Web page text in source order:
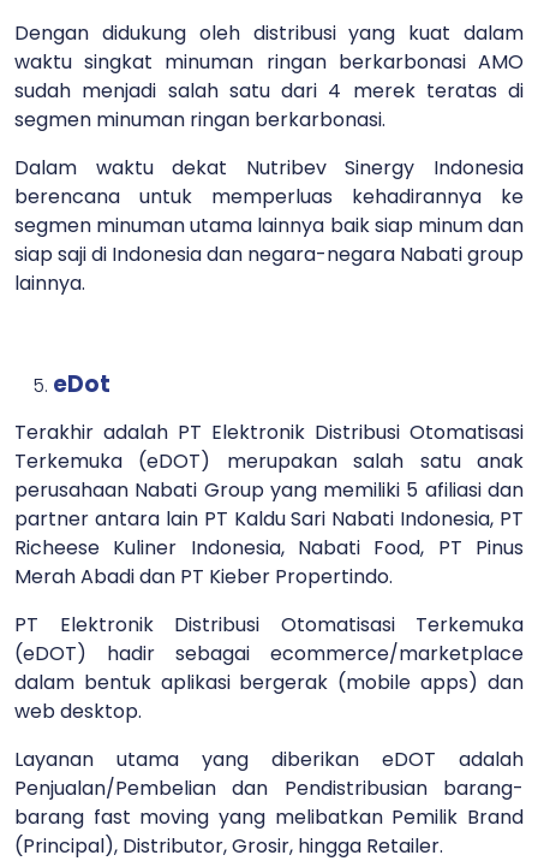
Dengan didukung oleh distribusi yang kuat dalam
waktu singkat minuman ringan berkarbonasi AMO
sudah menjadi salah satu dari 4 merek teratas di
segmen minuman ringan berkarbonasi.
Dalam waktu dekat Nutribev Sinergy Indonesia
berencana untuk memperluas kehadirannya ke
segmen minuman utama lainnya baik siap minum dan
siap saji di Indonesia dan negara-negara Nabati group
lainnya.
eDot
Terakhir adalah PT Elektronik Distribusi Otomatisasi
Terkemuka (eDOT) merupakan salah satu anak
perusahaan Nabati Group yang memiliki 5 afiliasi dan
partner antara lain PT Kaldu Sari Nabati Indonesia, PT
Richeese Kuliner Indonesia, Nabati Food, PT Pinus
Merah Abadi dan PT Kieber Propertindo.
PT Elektronik Distribusi Otomatisasi Terkemuka
(eDOT) hadir sebagai ecommerce/marketplace
dalam bentuk aplikasi bergerak (mobile apps) dan
web desktop.
Layanan utama yang diberikan eDOT adalah
Penjualan/Pembelian dan Pendistribusian barang-
barang fast moving yang melibatkan Pemilik Brand
(Principal), Distributor, Grosir, hingga Retailer.